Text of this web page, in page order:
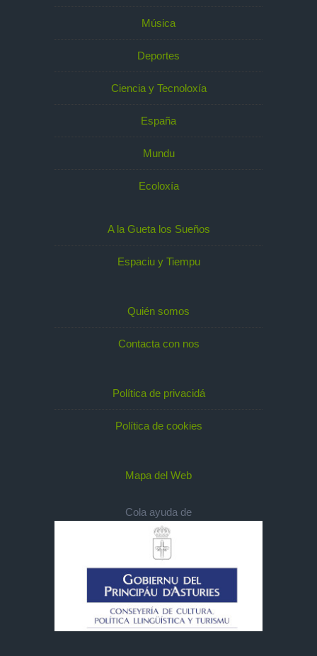
Música
Deportes
Ciencia y Tecnoloxía
España
Mundu
Ecoloxía
A la Gueta los Sueños
Espaciu y Tiempu
Quién somos
Contacta con nos
Política de privacidá
Política de cookies
Mapa del Web
Cola ayuda de